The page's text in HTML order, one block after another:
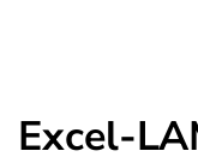
Excel-